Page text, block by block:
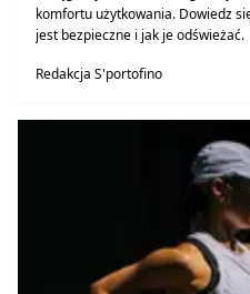
komfortu użytkowania. Dowiedz
jest bezpieczne i jak je odświeżać.
Redakcja S'portofino